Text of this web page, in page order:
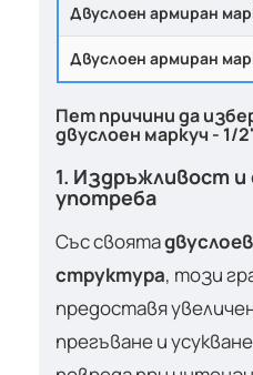
Двуслоен армиран
Двуслоен армиран
Пет причини да
двуслоен маркуч - 1/
1. Издръжливост и
употреба
Със своята
структура, този
предоставя
прегъване и